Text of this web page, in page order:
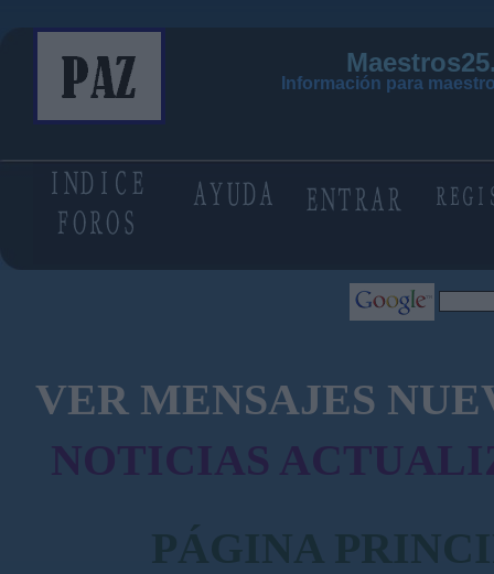
Información para
VER MENSAJES
NOTICIAS
PÁGINA